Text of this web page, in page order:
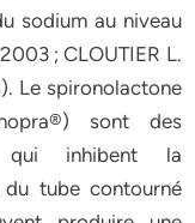
sodium au niveau
; CLOUTIER L.
Le spironolactone
sont des
qui inhibent la
tube contourné